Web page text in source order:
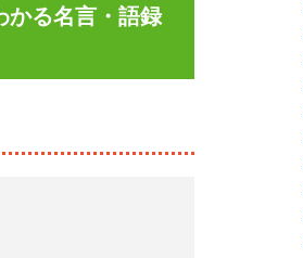
かる名言・語録